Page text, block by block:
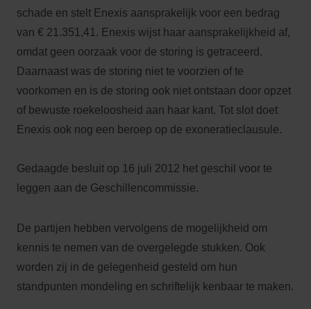
schade en stelt Enexis aansprakelijk voor een bedrag
van € 21.351,41. Enexis wijst haar aansprakelijkheid af,
omdat geen oorzaak voor de storing is getraceerd.
Daarnaast was de storing niet te voorzien of te
voorkomen en is de storing ook niet ontstaan door opzet
of bewuste roekeloosheid aan haar kant. Tot slot doet
Enexis ook nog een beroep op de exoneratieclausule.
Gedaagde besluit op 16 juli 2012 het geschil voor te
leggen aan de Geschillencommissie.
De partijen hebben vervolgens de mogelijkheid om
kennis te nemen van de overgelegde stukken. Ook
worden zij in de gelegenheid gesteld om hun
standpunten mondeling en schriftelijk kenbaar te maken.